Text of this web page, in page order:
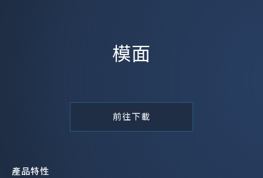
模面
前往下載
產品特性